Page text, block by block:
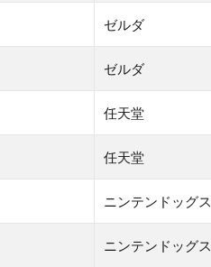
ゼルダ
ゼルダ
任天堂
任天堂
ニンテンドッグス
ニンテンドッグス